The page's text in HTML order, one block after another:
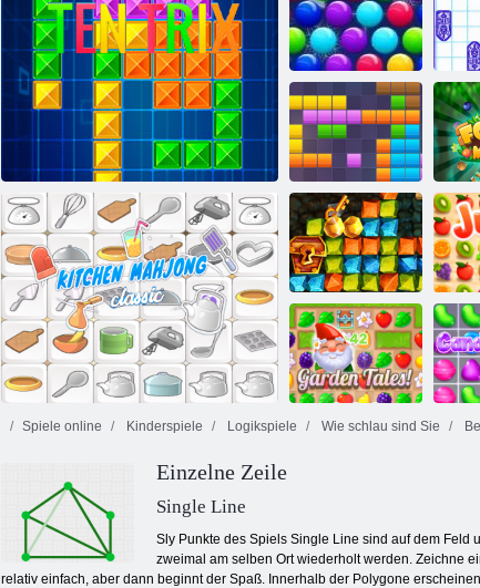
Ten Trix
Smarty Bubbles
X-Mas
11x11 Blöcke
Goldrausch
Spiel
Spiele online Kinderspiele Logikspiele Wie schlau sind Sie
Einzelne Zeile
Single Line
Sly Punkte des Spiels Single Line sind auf dem
zweimal am selben Ort wiederholt werden. Zeichne
relativ einfach, aber dann beginnt der Spaß. Innerhalb der Polygone